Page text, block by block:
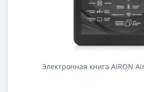
Электронная книга AIRON